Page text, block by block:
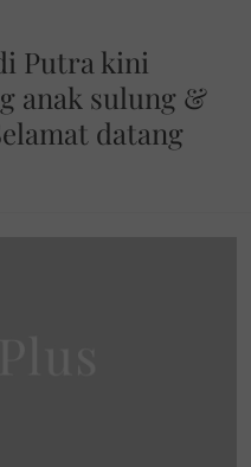
Putra kini
anak sulung &
datang